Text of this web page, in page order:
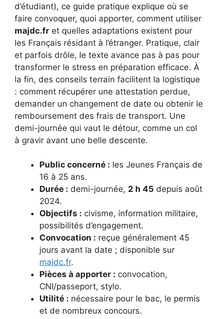
d’étudiant), ce guide pratique explique où se
faire convoquer, quoi apporter, comment utiliser
majdc.fr et quelles adaptations existent pour
les Français résidant à l’étranger. Pratique, clair
et parfois drôle, le texte avance pas à pas pour
transformer le stress en préparation efficace. À
la fin, des conseils terrain facilitent la logistique
: comment récupérer une attestation perdue,
demander un changement de date ou obtenir le
remboursement des frais de transport. Une
demi-journée qui vaut le détour, comme un col
à gravir avant une belle descente.
Public concerné : les Jeunes Français de
16 à 25 ans.
Durée : demi-journée, 2 h 45 depuis août
2024.
Objectifs : civisme, information militaire,
possibilités d’engagement.
Convocation : reçue généralement 45
jours avant la date ; disponible sur
majdc.fr.
Pièces à apporter : convocation,
CNI/passeport, stylo.
Utilité : nécessaire pour le bac, le permis
et de nombreux concours.